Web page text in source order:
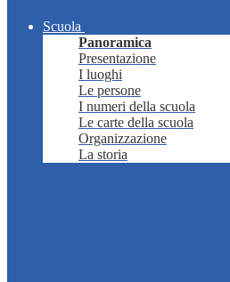
Scuola
Panoramica
Presentazione
I luoghi
Le persone
I numeri della scuola
Le carte della scuola
Organizzazione
La storia